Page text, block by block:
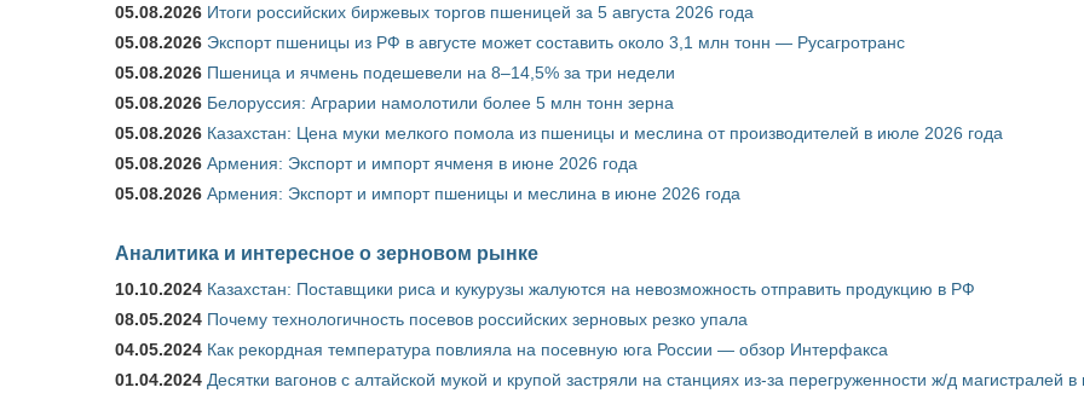
05.08.2026 Итоги российских биржевых торгов пшеницей за 5 августа 2026 года
05.08.2026 Экспорт пшеницы из РФ в августе может составить около 3,1 млн тонн — Русагротранс
05.08.2026 Пшеница и ячмень подешевели на 8–14,5% за три недели
05.08.2026 Белоруссия: Аграрии намолотили более 5 млн тонн зерна
05.08.2026 Казахстан: Цена муки мелкого помола из пшеницы и меслина от производителей в июле 2026 года
05.08.2026 Армения: Экспорт и импорт ячменя в июне 2026 года
05.08.2026 Армения: Экспорт и импорт пшеницы и меслина в июне 2026 года
Аналитика и интересное о зерновом рынке
10.10.2024 Казахстан: Поставщики риса и кукурузы жалуются на невозможность отправить продукцию в РФ
08.05.2024 Почему технологичность посевов российских зерновых резко упала
04.05.2024 Как рекордная температура повлияла на посевную юга России — обзор Интерфакса
01.04.2024 Десятки вагонов с алтайской мукой и крупой застряли на станциях из-за перегруженности ж/д магистралей